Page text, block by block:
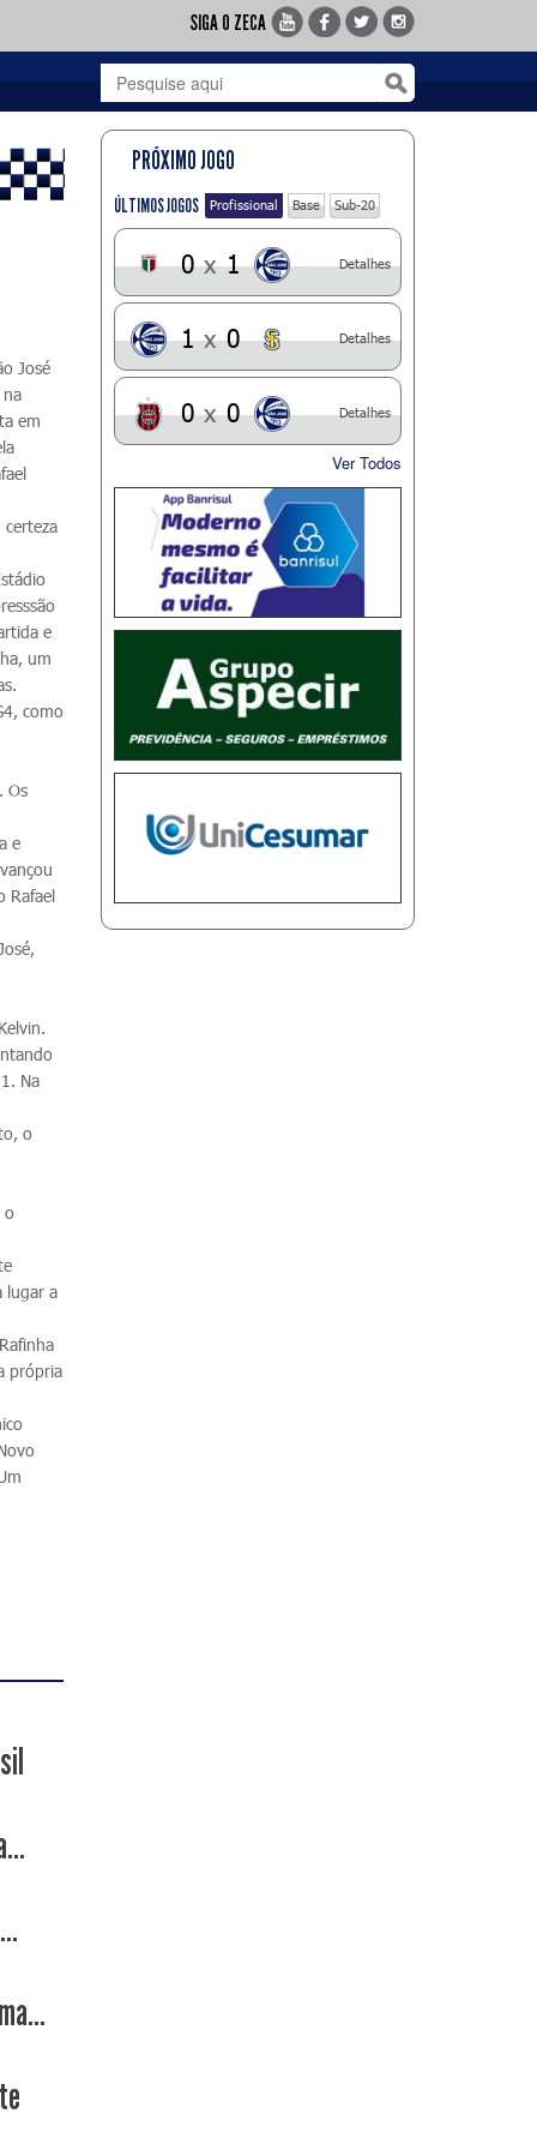
SIGA O ZECA
José
em
e
um
como
Os
e
Rafael
Na
o
o
lugar a
própria
PRÓXIMO JOGO
ÚLTIMOS JOGOS Profissional Base Sub-20
0 x 1 Detalhes
1 x 0 Detalhes
0 x 0 Detalhes
Ver Todos